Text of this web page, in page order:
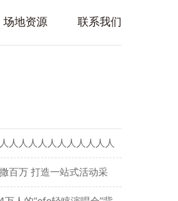
联系我们
场地资源
人人人人人人人人人人人
人人
百万 打造一站式活动采